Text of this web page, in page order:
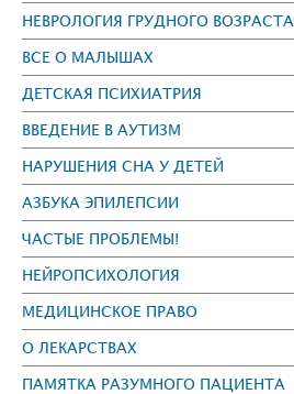
НЕВРОЛОГИЯ ГРУДНОГО ВОЗРАСТА
ВСЕ О МАЛЫШАХ
ДЕТСКАЯ ПСИХИАТРИЯ
ВВЕДЕНИЕ В АУТИЗМ
НАРУШЕНИЯ СНА У ДЕТЕЙ
АЗБУКА ЭПИЛЕПСИИ
ЧАСТЫЕ ПРОБЛЕМЫ!
НЕЙРОПСИХОЛОГИЯ
МЕДИЦИНСКОЕ ПРАВО
О ЛЕКАРСТВАХ
ПАМЯТКА РАЗУМНОГО ПАЦИЕНТА